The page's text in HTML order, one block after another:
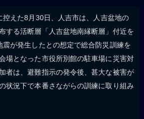
控えた8月30日、人吉市は、人吉盆地の
する活断層「人吉盆地南縁断層」付近を
震が発生したとの想定で総合防災訓練を
場となった市役所別館の駐車場に災害対
者は、避難指示の発令後、甚大な被害が
状況下で本番さながらの訓練に取り組み